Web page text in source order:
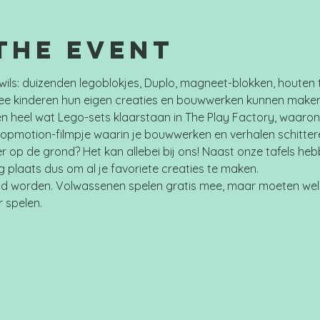
event
duizenden legoblokjes, Duplo, magneet-blokken,
kinderen hun eigen creaties en bouwwerken kunnen
heel wat Lego-sets klaarstaan in The Play Factory,
filmpje waarin je bouwwerken en verhalen
op de grond? Het kan allebei bij ons! Naast onze tafels
plaats dus om al je favoriete creaties te maken.
worden. Volwassenen spelen gratis mee, maar moeten
spelen.